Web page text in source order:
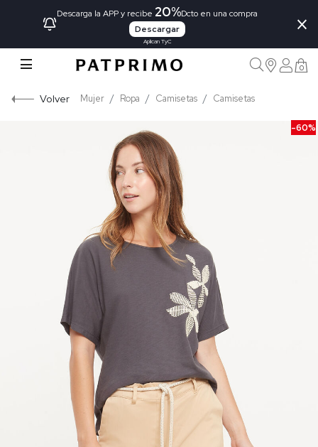
Descarga la APP y recibe 20%Dcto en una compra
Descargar
Aplican TyC
×
0
Volver Mujer Ropa Camisetas Camisetas
-60%